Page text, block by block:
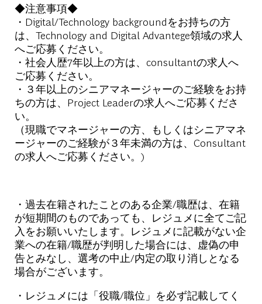
◆注意事項◆
・Digital/Technology backgroundをお持ちの方
は、Technology and Digital Advantege領域の求人
へご応募ください。
・社会人歴7年以上の方は、consultantの求人へ
ご応募ください。
・３年以上のシニアマネージャーのご経験をお持
ちの方は、Project Leaderの求人へご応募くださ
い。
（現職でマネージャーの方、もしくはシニアマネ
ージャーのご経験が３年未満の方は、Consultant
の求人へご応募ください。)
・過去在籍されたことのある企業/職歴は、在籍
が短期間のものであっても、レジュメに全てご記
入をお願いいたします。レジュメに記載がない企
業への在籍/職歴が判明した場合には、虚偽の申
告とみなし、選考の中止/内定の取り消しとなる
場合がございます。
・レジュメには「役職/職位」を必ず記載してく